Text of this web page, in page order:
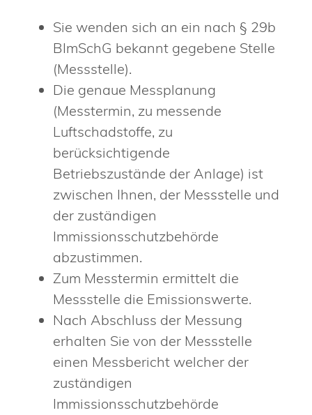
Sie wenden sich an ein nach § 29b
BImSchG bekannt gegebene Stelle
(Messstelle).
Die genaue Messplanung
(Messtermin, zu messende
Luftschadstoffe, zu
berücksichtigende
Betriebszustände der Anlage) ist
zwischen Ihnen, der Messstelle und
der zuständigen
Immissionsschutzbehörde
abzustimmen.
Zum Messtermin ermittelt die
Messstelle die Emissionswerte.
Nach Abschluss der Messung
erhalten Sie von der Messstelle
einen Messbericht welcher der
zuständigen
Immissionsschutzbehörde